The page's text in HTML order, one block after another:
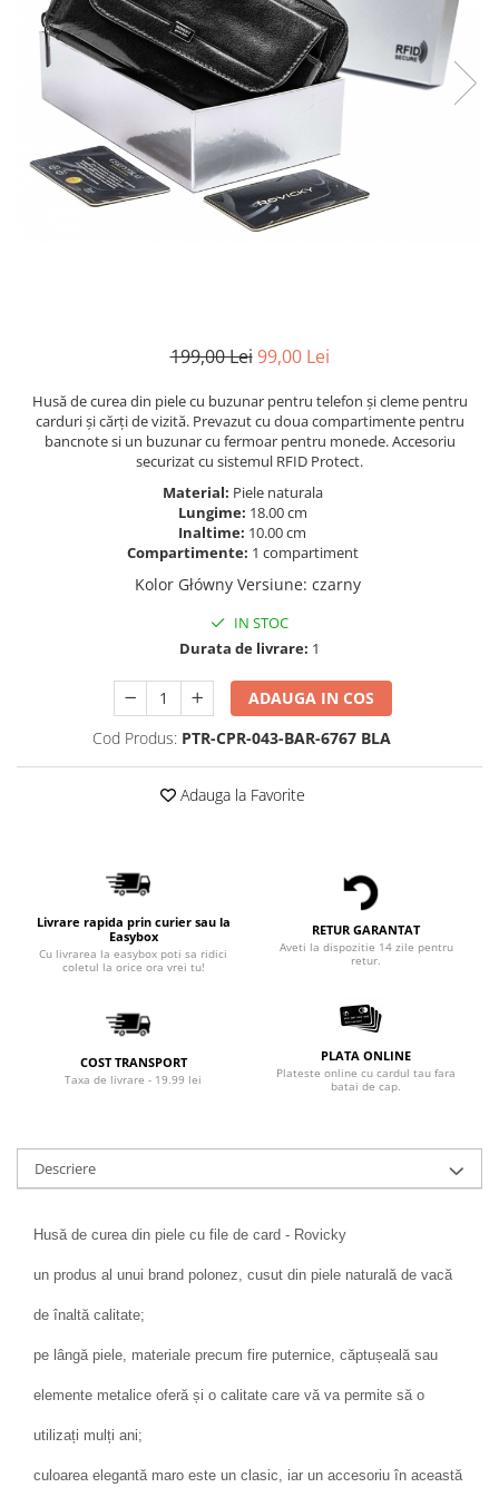
199,00 Lei 99,00 Lei
Husă de curea din piele cu buzunar pentru telefon și cleme pentru
carduri și cărți de vizită. Prevazut cu doua compartimente pentru
bancnote si un buzunar cu fermoar pentru monede. Accesoriu
securizat cu sistemul RFID Protect.
Material: Piele naturala
Lungime: 18.00 cm
Inaltime: 10.00 cm
Compartimente: 1 compartiment
Kolor Główny Versiune: czarny
IN STOC
Durata de livrare: 1
ADAUGA IN COS
Cod Produs: PTR-CPR-043-BAR-6767 BLA
Adauga la Favorite
Livrare rapida prin curier sau la
Easybox
Cu livrarea la easybox poti sa ridici
coletul la orice ora vrei tu!
RETUR GARANTAT
Aveti la dispozitie 14 zile pentru
retur.
COST TRANSPORT
Taxa de livrare - 19.99 lei
PLATA ONLINE
Plateste online cu cardul tau fara
batai de cap.
Descriere
Husă de curea din piele cu file de card - Rovicky
un produs al unui brand polonez, cusut din piele naturală de vacă
de înaltă calitate;
pe lângă piele, materiale precum fire puternice, căptușeală sau
elemente metalice oferă și o calitate care vă va permite să o
utilizați mulți ani;
culoarea elegantă maro este un clasic, iar un accesoriu în această